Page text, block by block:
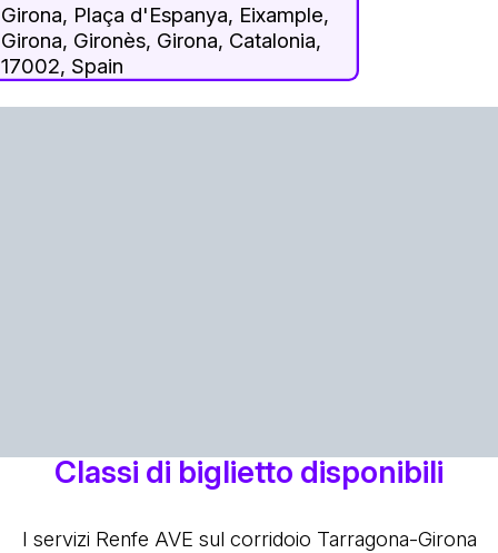
Girona, Plaça d'Espanya, Eixample,
Girona, Gironès, Girona, Catalonia,
17002, Spain
Classi di biglietto disponibili
I servizi Renfe AVE sul corridoio Tarragona-Girona